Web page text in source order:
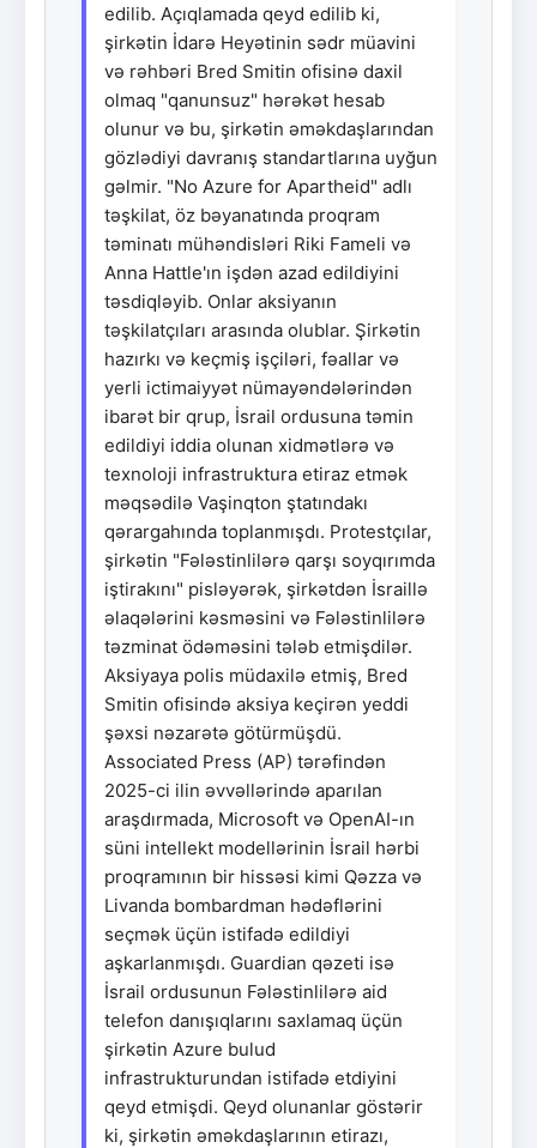
edilib. Açıqlamada qeyd edilib ki,
şirkətin İdarə Heyətinin sədr müavini
və rəhbəri Bred Smitin ofisinə daxil
olmaq "qanunsuz" hərəkət hesab
olunur və bu, şirkətin əməkdaşlarından
gözlədiyi davranış standartlarına uyğun
gəlmir. "No Azure for Apartheid" adlı
təşkilat, öz bəyanatında proqram
təminatı mühəndisləri Riki Fameli və
Anna Hattle'ın işdən azad edildiyini
təsdiqləyib. Onlar aksiyanın
təşkilatçıları arasında olublar. Şirkətin
hazırkı və keçmiş işçiləri, fəallar və
yerli ictimaiyyət nümayəndələrindən
ibarət bir qrup, İsrail ordusuna təmin
edildiyi iddia olunan xidmətlərə və
texnoloji infrastruktura etiraz etmək
məqsədilə Vaşinqton ştatındakı
qərargahında toplanmışdı. Protestçılar,
şirkətin "Fələstinlilərə qarşı soyqırımda
iştirakını" pisləyərək, şirkətdən İsraillə
əlaqələrini kəsməsini və Fələstinlilərə
təzminat ödəməsini tələb etmişdilər.
Aksiyaya polis müdaxilə etmiş, Bred
Smitin ofisində aksiya keçirən yeddi
şəxsi nəzarətə götürmüşdü.
Associated Press (AP) tərəfindən
2025-ci ilin əvvəllərində aparılan
araşdırmada, Microsoft və OpenAI-ın
süni intellekt modellərinin İsrail hərbi
proqramının bir hissəsi kimi Qəzza və
Livanda bombardman hədəflərini
seçmək üçün istifadə edildiyi
aşkarlanmışdı. Guardian qəzeti isə
İsrail ordusunun Fələstinlilərə aid
telefon danışıqlarını saxlamaq üçün
şirkətin Azure bulud
infrastrukturundan istifadə etdiyini
qeyd etmişdi. Qeyd olunanlar göstərir
ki, şirkətin əməkdaşlarının etirazı,